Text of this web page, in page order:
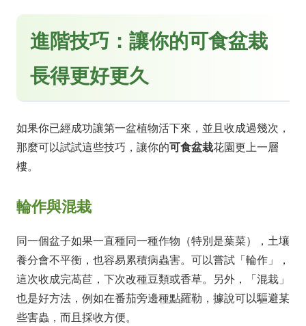
進階技巧：讓你的可食盆栽
長得更好更久
如果你已經成功讓第一盆植物活下來，並且收成過幾次，
那麼可以試試這些技巧，讓你的可食盆栽花園更上一層
樓。
輪作與混栽
同一個盆子如果一直種同一種作物（特別是葉菜），土壤
養分會不平衡，也容易累積病蟲害。可以嘗試「輪作」，
這次收成完萵苣，下次改種豆類或香草。另外，「混栽」
也是好方法，例如在番茄旁邊種點羅勒，據說可以驅避某
些害蟲，而且採收方便。